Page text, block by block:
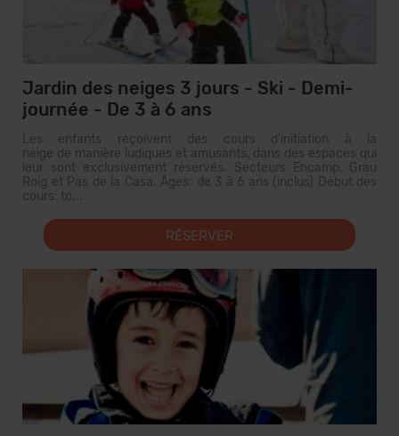
Jardin des neiges 3 jours - Ski - Demi-
journée - De 3 à 6 ans
Les enfants reçoivent des cours d'initiation à la
neige de manière ludiques et amusants, dans des espaces qui
leur sont exclusivement réservés. Secteurs Encamp, Grau
Roig et Pas de la Casa. Âges: de 3 à 6 ans (inclus) Début des
cours: to...
RÉSERVER